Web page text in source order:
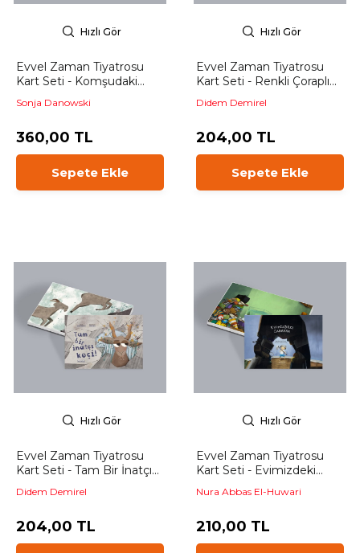
Hızlı Gör
Evvel Zaman Tiyatrosu
Kart Seti - Komşudaki
Sonja Danowski
360,00 TL
Sepete Ekle
Hızlı Gör
Evvel Zaman Tiyatrosu
Kart Seti - Renkli Çoraplı
Didem Demirel
204,00 TL
Sepete Ekle
Hızlı Gör
Evvel Zaman Tiyatrosu
Kart Seti - Tam Bir İnatçı
Didem Demirel
204,00 TL
Hızlı Gör
Evvel Zaman Tiyatrosu
Kart Seti - Evimizdeki
Nura Abbas El-Huwari
210,00 TL